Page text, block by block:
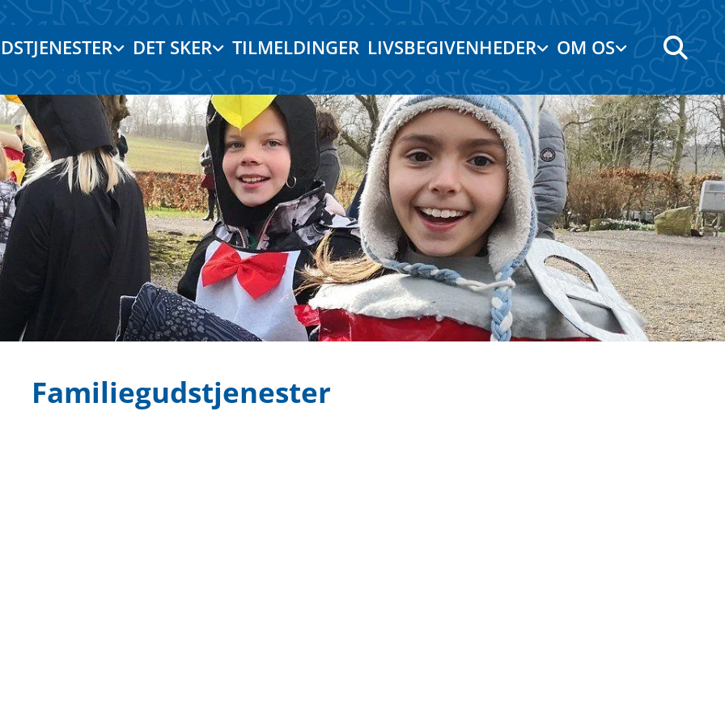
DET SKER TILMELDINGER LIVSBEGIVENHEDER OM OS
Familiegudstjenester